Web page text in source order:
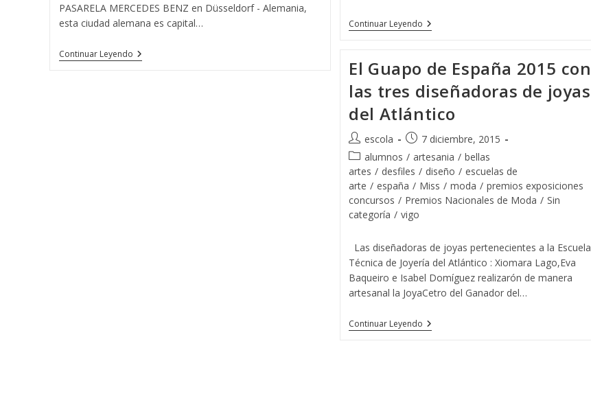
PASARELA MERCEDES BENZ en Düsseldorf - Alemania,
esta ciudad alemana es capital…
Continuar LeyendoLiliana
Rodríguez
Continuar Leyendo Rey
&
España
Con
Joyas
De
La
Escuela
De
Joyería
Del
Atlántico
El Guapo de España 2015 con
las tres diseñadoras de joyas
del Atlántico
Autor
de
la
entrada:
escola
Publicación
de
la
entrada:
7 diciembre, 2015
Categoría
de
la
entrada:
alumnos / artesania / bellas
artes / desfiles / diseño / escuelas de
arte / españa / Miss / moda / premios exposiciones
concursos / Premios Nacionales de Moda / Sin
categoría / vigo
Las diseñadoras de joyas pertenecientes a la Escuela
Técnica de Joyería del Atlántico : Xiomara Lago,Eva
Baqueiro e Isabel Domíguez realizarón de manera
artesanal la JoyaCetro del Ganador del…
Continuar Leyendo El
Guapo